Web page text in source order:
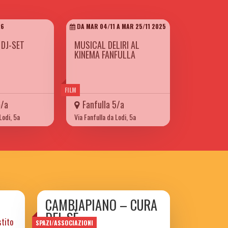
SET
a
5a
FILM
DA MAR 04/11 A MAR 25/11 2025
MUSICAL DELIRI AL
KINEMA FANFULLA
Fanfulla 5/a
Via Fanfulla da Lodi, 5a
SPAZI/ASSOCIAZIONI
CAMBIAPIANO – CURA
DEL SÈ